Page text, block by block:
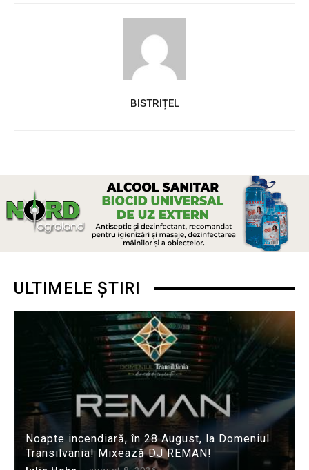
BISTRIȚEL
ULTIMELE ȘTIRI
Noapte incendiară, în 28 August, la Domeniul
Transilvania! Mixează DJ REMAN!